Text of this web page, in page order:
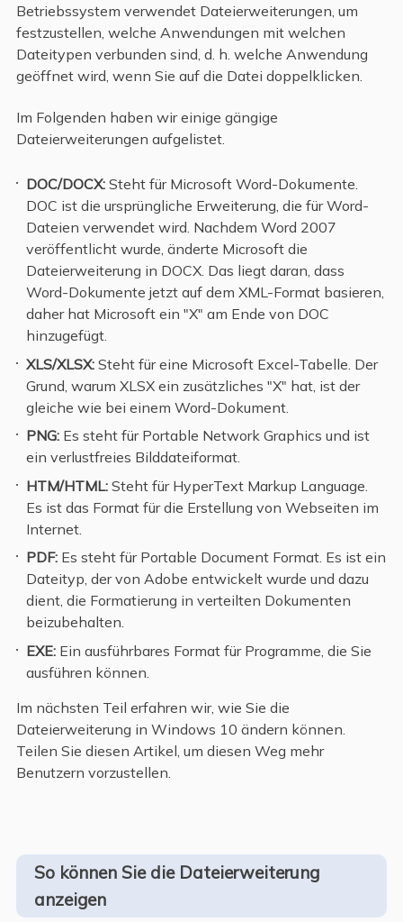
Betriebssystem verwendet Dateierweiterungen, um
festzustellen, welche Anwendungen mit welchen
Dateitypen verbunden sind, d. h. welche Anwendung
geöffnet wird, wenn Sie auf die Datei doppelklicken.
Im Folgenden haben wir einige gängige
Dateierweiterungen aufgelistet.
DOC/DOCX: Steht für Microsoft Word-Dokumente.
DOC ist die ursprüngliche Erweiterung, die für Word-
Dateien verwendet wird. Nachdem Word 2007
veröffentlicht wurde, änderte Microsoft die
Dateierweiterung in DOCX. Das liegt daran, dass
Word-Dokumente jetzt auf dem XML-Format basieren,
daher hat Microsoft ein "X" am Ende von DOC
hinzugefügt.
XLS/XLSX: Steht für eine Microsoft Excel-Tabelle. Der
Grund, warum XLSX ein zusätzliches "X" hat, ist der
gleiche wie bei einem Word-Dokument.
PNG: Es steht für Portable Network Graphics und ist
ein verlustfreies Bilddateiformat.
HTM/HTML: Steht für HyperText Markup Language.
Es ist das Format für die Erstellung von Webseiten im
Internet.
PDF: Es steht für Portable Document Format. Es ist ein
Dateityp, der von Adobe entwickelt wurde und dazu
dient, die Formatierung in verteilten Dokumenten
beizubehalten.
EXE: Ein ausführbares Format für Programme, die Sie
ausführen können.
Im nächsten Teil erfahren wir, wie Sie die
Dateierweiterung in Windows 10 ändern können.
Teilen Sie diesen Artikel, um diesen Weg mehr
Benutzern vorzustellen.
So können Sie die Dateierweiterung
anzeigen